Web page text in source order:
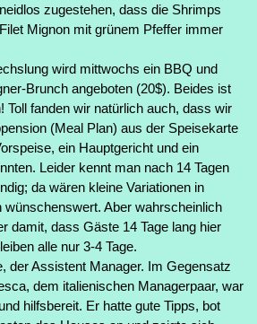
zugestehen, dass die Shrimps
Mignon mit grünem Pfeffer immer
wird mittwochs ein BBQ und
Brunch angeboten (20$). Beides ist
Toll fanden wir natürlich auch, dass wir
(Meal Plan) aus der Speisekarte
ein Hauptgericht und ein
Leider kennt man nach 14 Tagen
da wären kleine Variationen in
wünschenswert. Aber wahrscheinlich
damit, dass Gäste 14 Tage lang hier
alle nur 3-4 Tage.
der Assistent Manager. Im Gegensatz
dem italienischen Managerpaar, war
hilfsbereit. Er hatte gute Tipps, bot